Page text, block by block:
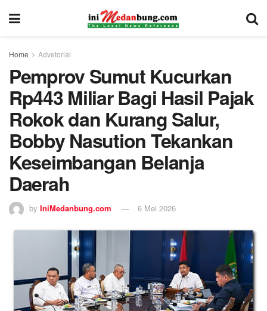
Home Advetorial
Pemprov Sumut Kucurkan
Rp443 Miliar Bagi Hasil Pajak
Rokok dan Kurang Salur,
Bobby Nasution Tekankan
Keseimbangan Belanja
Daerah
by IniMedanbung.com 6 Mei 2026